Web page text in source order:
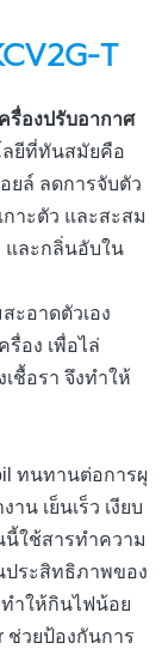
T
ครื่องปรับอากาศ
ยีที่ทันสมัยคือ
ยล์ ลดการจับตัว
าะตัว และสะสม
และกลิ่นอับใน
ะอาดตัวเอง
อง เพื่อไล่
ชื้อรา จึงทำให้
ทนทานต่อการผุ
น เย็นเร็ว เงียบ
นี้ใช้สารทำความ
ประสิทธิภาพของ
ำให้กินไฟน้อย
ช่วยป้องกันการ